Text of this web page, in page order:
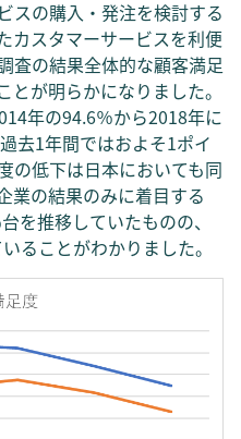
スの購入・発注を検討する
カスタマーサービスを利便
査の結果全体的な顧客満足
が明らかになりました。
年の94.6％から2018年に
去1年間ではおよそ1ポイ
の低下は日本においても同
業の結果のみに着目する
を推移していたものの、
ることがわかりました。